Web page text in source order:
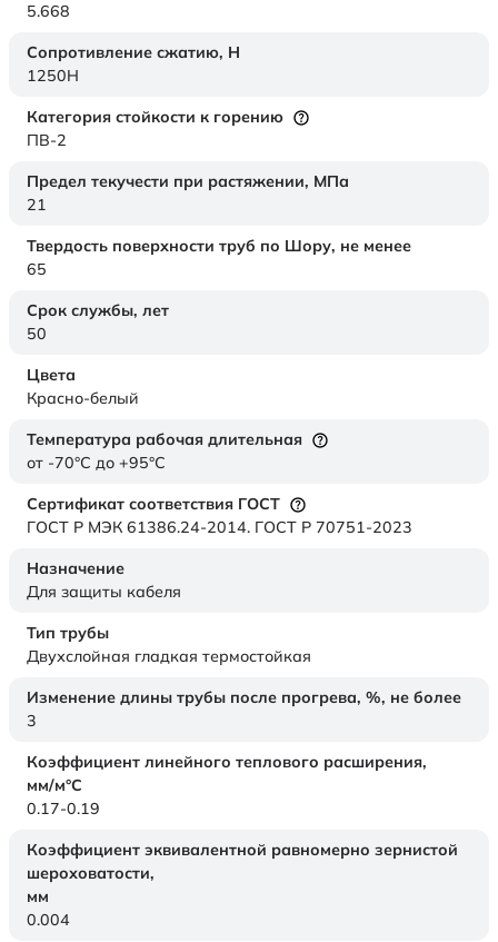
5.668
Сопротивление сжатию, Н
1250H
Категория стойкости к горению
ПВ-2
Предел текучести при растяжении, МПа
21
Твердость поверхности труб по Шору, не менее
65
Срок службы, лет
50
Цвета
Красно-белый
Температура рабочая длительная
от -70°C до +95°C
Сертификат соответствия ГОСТ
ГОСТ Р МЭК 61386.24-2014. ГОСТ Р 70751-2023
Назначение
Для защиты кабеля
Тип трубы
Двухслойная гладкая термостойкая
Изменение длины трубы после прогрева, %, не более
3
Коэффициент линейного теплового расширения,
мм/м°С
0.17-0.19
Коэффициент эквивалентной равномерно зернистой
шероховатости,
мм
0.004